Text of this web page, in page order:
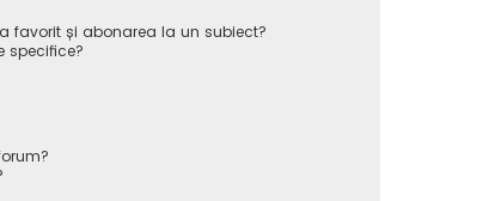
favorit și abonarea la un subiect?
specifice?